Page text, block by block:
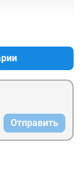
Отправить